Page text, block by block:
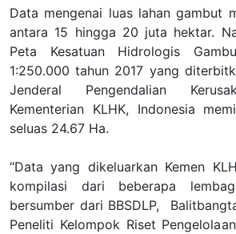
Data mengenai luas lahan gambut
antara 15 hingga 20 juta hektar.
Peta Kesatuan Hidrologis
1:250.000 tahun 2017 yang
Jenderal Pengendalian
Kementerian KLHK, Indonesia
seluas 24.67 Ha.
“Data yang dikeluarkan Kemen
kompilasi dari beberapa
bersumber dari BBSDLP,
Peneliti Kelompok Riset